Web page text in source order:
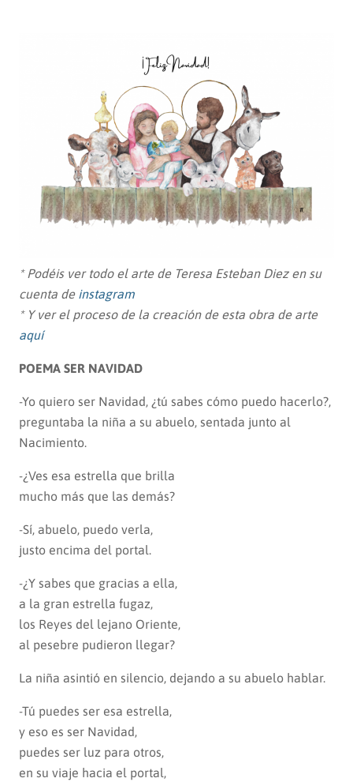
* Podéis ver todo el arte de Teresa Esteban Diez en su
cuenta de instagram
* Y ver el proceso de la creación de esta obra de arte
aquí
POEMA SER NAVIDAD
-Yo quiero ser Navidad, ¿tú sabes cómo puedo hacerlo?,
preguntaba la niña a su abuelo, sentada junto al
Nacimiento.
-¿Ves esa estrella que brilla
mucho más que las demás?
-Sí, abuelo, puedo verla,
justo encima del portal.
-¿Y sabes que gracias a ella,
a la gran estrella fugaz,
los Reyes del lejano Oriente,
al pesebre pudieron llegar?
La niña asintió en silencio, dejando a su abuelo hablar.
-Tú puedes ser esa estrella,
y eso es ser Navidad,
puedes ser luz para otros,
en su viaje hacia el portal,